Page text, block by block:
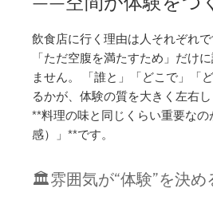
飲食店に行く理由は人それぞれ
「ただ空腹を満たすため」だけ
ません。 「誰と」「どこで」「
るかが、体験の質を大きく左右し
**料理の味と同じくらい重要な
感）」**です。
🏛️雰囲気が“体験”を決め